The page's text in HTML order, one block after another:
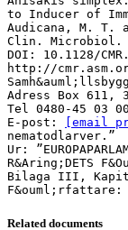
to Inducer of
Audicana, M. T.
Clin. Microbiol.
DOI: 10.1128/
http://
Adress Box 611,
Tel 0480-45 03
E-post:
[email
nematodlarver.”
Ur:
R&Aring;DETS
Bilaga III,
Related documents